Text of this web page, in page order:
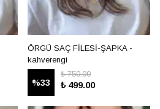
ÖRGÜ SAÇ FİLESİ-ŞAPKA -
kahverengi
%33
₺ 750.00
₺ 499.00